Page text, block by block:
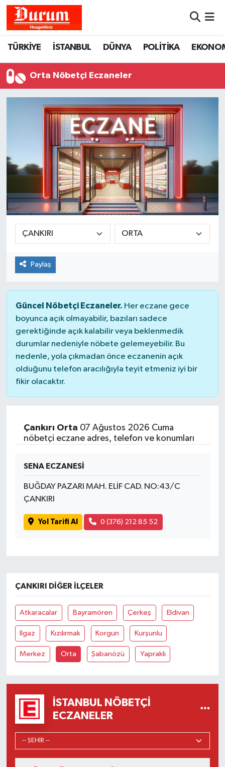
TÜRKİYE İSTANBUL DÜNYA POLİTİKA
Orta Nöbetçi Eczaneler
Paylaş
Güncel Nöbetçi Eczaneler. Her eczane gece
boyunca açık olmayabilir, bazıları sadece
gerektiğinde açık kalabilir veya beklenmedik
durumlar nedeniyle nöbete gelemeyebilir. Bu
nedenle, yola çıkmadan önce eczanenin açık
olduğunu telefon aracılığıyla teyit etmeniz iyi bir
fikir olacaktır.
Çankırı Orta 07 Ağustos 2026 Cuma
nöbetçi eczane adres, telefon ve konumları
SENA ECZANESİ
BUĞDAY PAZARI MAH. ELİF CAD. NO:43/C
ÇANKIRI
Yol Tarifi Al 0 (376) 212 85 52
ÇANKIRI DIĞER İLÇELER
Atkaracalar Bayramören Çerkeş Eldivan
Ilgaz Kızılırmak Korgun Kurşunlu
Merkez Orta Şabanözü Yapraklı
İSTANBUL NÖBETÇI
ECZANELER
Hava Durumu
Namaz Vakitleri
Trafik Durumu
Süper Lig Puan Durumu ve Fikstür
Tüm Manşetler
Son Dakika Haberleri
Haber Arşivi